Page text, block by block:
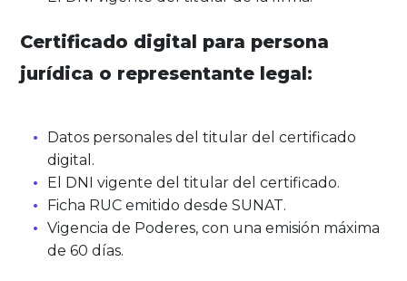
Certificado digital para persona
jurídica o representante legal:
Datos personales del titular del certificado
digital.
El DNI vigente del titular del certificado.
Ficha RUC emitido desde SUNAT.
Vigencia de Poderes, con una emisión máxima
de 60 días.